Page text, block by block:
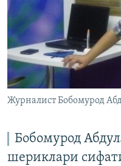
Журналист Бобомурод
Бобомурод
шериклари